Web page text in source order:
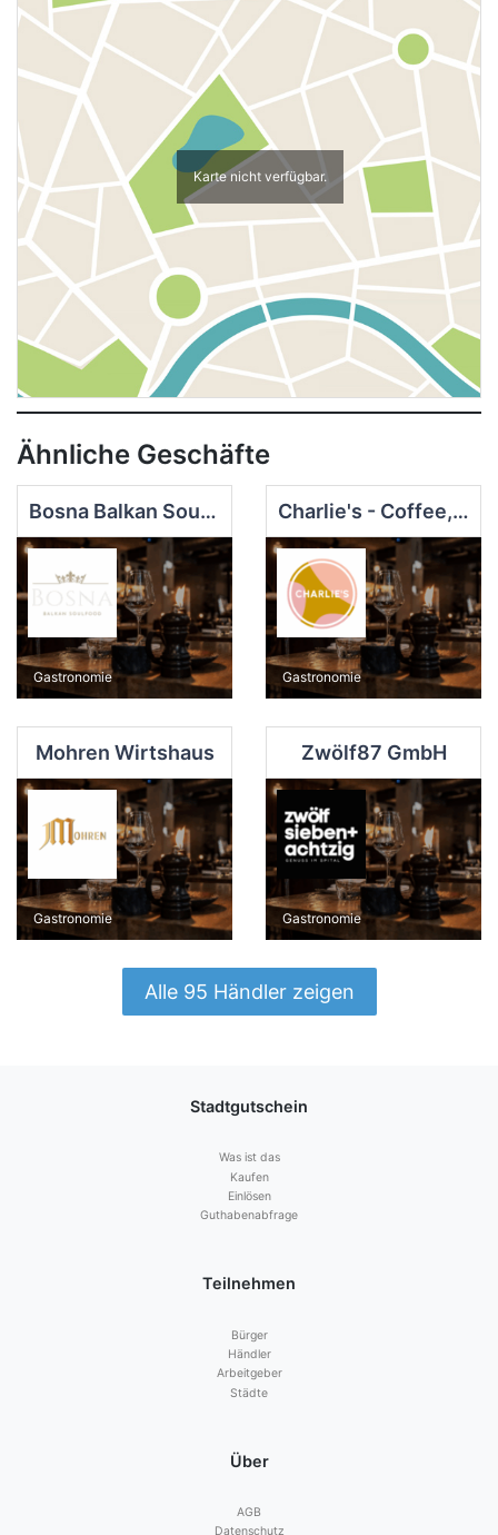
Karte nicht verfügbar.
Ähnliche Geschäfte
Bosna Balkan Soulfood
Gastronomie
Charlie's - Coffee, Food & Wine
Gastronomie
Mohren Wirtshaus
Gastronomie
Zwölf87 GmbH
Gastronomie
Alle 95 Händler zeigen
Stadtgutschein
Was ist das
Kaufen
Einlösen
Guthabenabfrage
Teilnehmen
Bürger
Händler
Arbeitgeber
Städte
Über
AGB
Datenschutz